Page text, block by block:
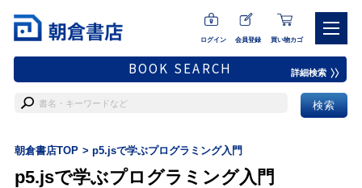
ログイン 会員登録 買い物カゴ
BOOK SEARCH 詳細検索
朝倉書店TOP p5.jsで学ぶプログラミング入門
p5.jsで学ぶプログラミング入門